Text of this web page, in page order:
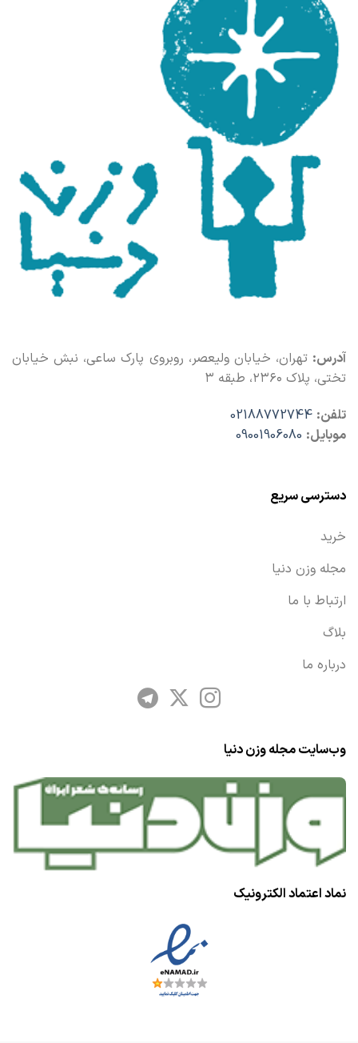
آدرس: تهران، خیابان ولیعصر، روبروی پارک ساعی، نبش خیابان
تختی، پلاک ۲۳۶۰، طبقه ۳
تلفن: 02188772744
موبایل: 09001906080
دسترسی سریع
خرید
مجله وزن دنیا
ارتباط با ما
بلاگ
درباره ما
وب‌سایت مجله وزن دنیا
نماد اعتماد الکترونیک